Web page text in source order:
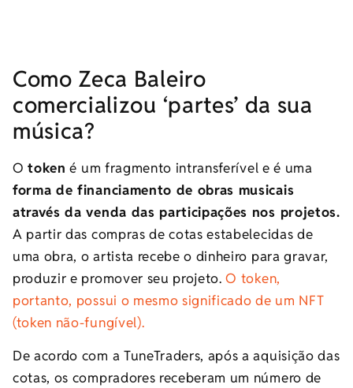
Como Zeca Baleiro
comercializou ‘partes’ da sua
música?
Otoken é um fragmento intransferível e é uma
forma de financiamento de obras musicais
através da venda das participações nos projetos.
A partir das compras de cotas estabelecidas de
uma obra, o artista recebe o dinheiro para gravar,
produzir e promover seu projeto.O token,
portanto, possui o mesmo significado de um NFT
(token não-fungível).
De acordo com a TuneTraders, após a aquisição das
cotas, os compradores receberam um número de